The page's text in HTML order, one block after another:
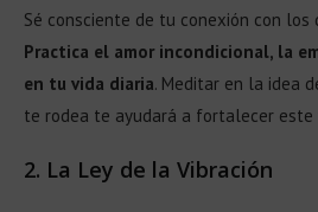
Sé consciente de tu conexión con los
Practica el amor incondicional, la
en tu vida diaria. Meditar en la idea
te rodea te ayudará a fortalecer este
2. La Ley de la Vibración